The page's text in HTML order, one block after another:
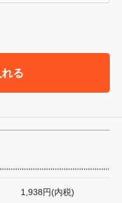
る
1,938円(内税)